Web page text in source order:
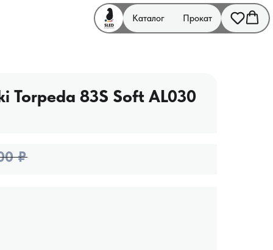
Каталог Прокат
Torpeda 83S Soft AL030
₽